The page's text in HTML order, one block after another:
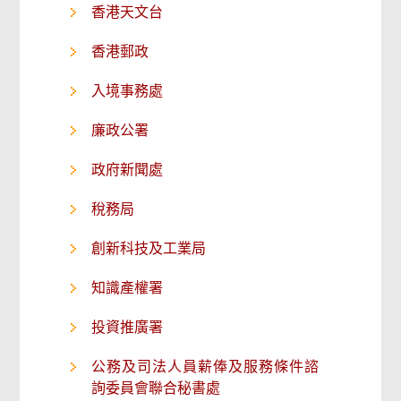
香港天文台
香港郵政
入境事務處
廉政公署
政府新聞處
稅務局
創新科技及工業局
知識產權署
投資推廣署
公務及司法人員薪俸及服務條件諮
詢委員會聯合秘書處